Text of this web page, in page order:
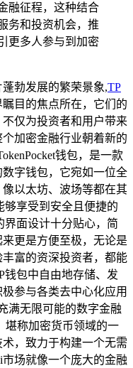
融征程，这种结合
务和投资机会，推
更多人参与到加密
勃发展的繁荣景象,TP
目的焦点所在，它们的
仅为投资者和用户带来
加密金融行业朝着新的
钱包，是一款
字钱包，它宛如一位全
以太坊、波场等都在其
够享受到安全且便捷的
界面设计十分贴心，简
更是方便至极，无论是
富的资深投资者，都能
钱包中自由地存储、发
参与各类去中心化应用
满无限可能的数字金融
堪称加密货币领域的一
，致力于构建一个无需
场就像一个庞大的金融